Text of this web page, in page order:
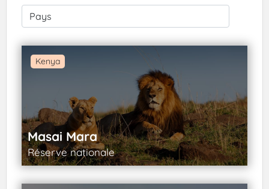
Kenya
Masai Mara
Réserve nationale